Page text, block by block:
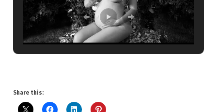
Share this: